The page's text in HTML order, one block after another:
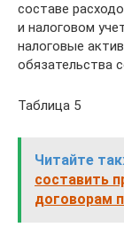
составе
и налоговом
налоговые
обязательства
Таблица 5
Читайте
составить
договорам